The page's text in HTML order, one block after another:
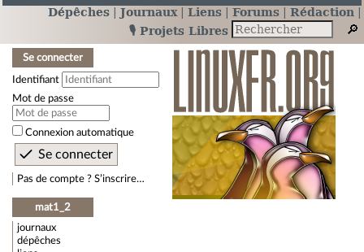
Dépêches Journaux Liens Forums
Rédaction
🎙️ Projets Libres
Se connecter
Identifiant
Mot de passe
Connexion automatique
Pas de compte ? S’inscrire…
mat1_2
journaux
dépêches